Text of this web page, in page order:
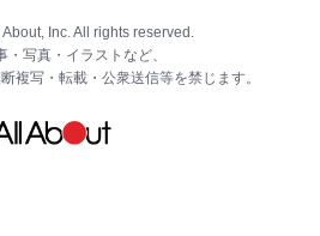
Inc. All rights reserved.
・写真・イラストなど、
複写・転載・公衆送信等を禁じます。